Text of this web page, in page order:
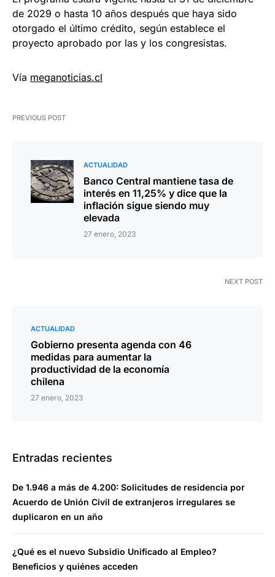
de 2029 o hasta 10 años después que haya sido
otorgado el último crédito, según establece el
proyecto aprobado por las y los congresistas.
Vía meganoticias.cl
PREVIOUS POST
ACTUALIDAD
Banco Central mantiene tasa de
interés en 11,25% y dice que la
inflación sigue siendo muy
elevada
27 enero, 2023
NEXT POST
ACTUALIDAD
Gobierno presenta agenda con 46
medidas para aumentar la
productividad de la economía
chilena
27 enero, 2023
Entradas recientes
De 1.946 a más de 4.200: Solicitudes de residencia por
Acuerdo de Unión Civil de extranjeros irregulares se
duplicaron en un año
¿Qué es el nuevo Subsidio Unificado al Empleo?
Beneficios y quiénes acceden